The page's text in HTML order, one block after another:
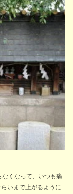
くなって、いつも痛
いまで上がるように